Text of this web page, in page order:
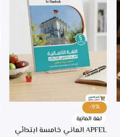
-9%
لغة المانية
APFEL الماني خامسة ابتدائي